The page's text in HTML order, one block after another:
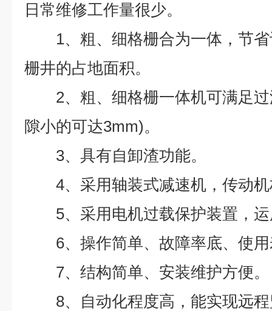
日常维修工作量很少。
1、粗、细格栅合为一体，节
栅井的占地面积。
2、粗、细格栅一体机可满足
隙小的可达3mm)。
3、具有自卸渣功能。
4、采用轴装式减速机，传动
5、采用电机过载保护装置，
6、操作简单、故障率底、使
7、结构简单、安装维护方便。
8、自动化程度高，能实现远